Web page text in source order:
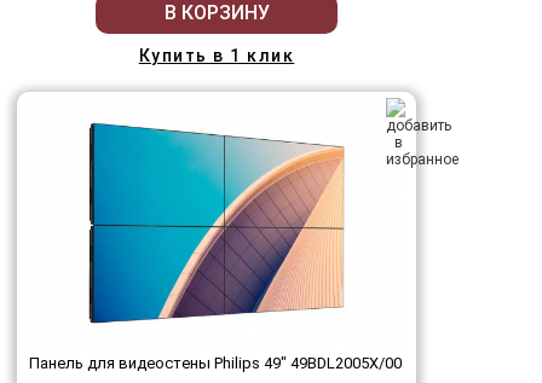
В КОРЗИНУ
Купить в 1 клик
Панель для видеостены Philips 49" 49BDL2005X/00